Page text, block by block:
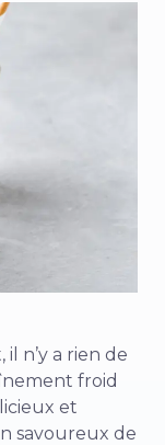
n’y a rien de
froid
et
savoureux de